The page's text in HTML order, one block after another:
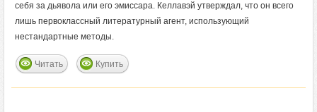
себя за дьявола или его эмиссара. Келлавэй утверждал, что он всего
лишь первоклассный литературный агент, использующий
нестандартные методы.
Читать Купить